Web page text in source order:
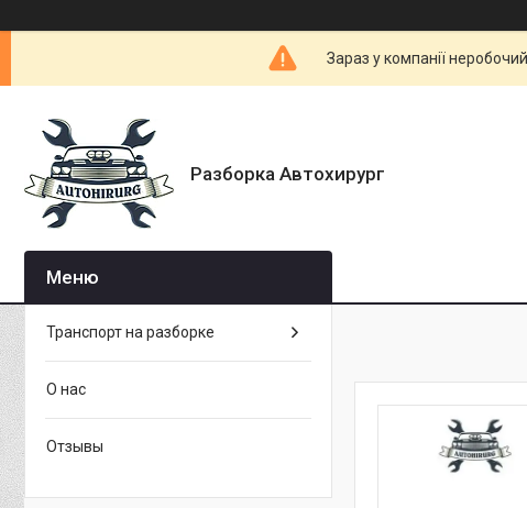
Зараз у компанії
Разборка Автохирург
Транспорт на разборке
О нас
Отзывы